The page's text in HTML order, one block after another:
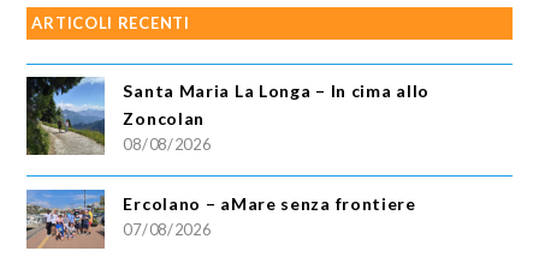
ARTICOLI RECENTI
Santa Maria La Longa – In cima allo
Zoncolan
08/08/2026
Ercolano – aMare senza frontiere
07/08/2026